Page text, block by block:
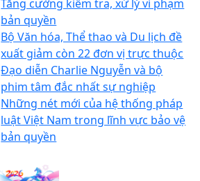
Tăng cường kiểm tra, xử lý vi phạm
bản quyền
Bộ Văn hóa, Thể thao và Du lịch đề
xuất giảm còn 22 đơn vị trực thuộc
Đạo diễn Charlie Nguyễn và bộ
phim tâm đắc nhất sự nghiệp
Những nét mới của hệ thống pháp
luật Việt Nam trong lĩnh vực bảo vệ
bản quyền